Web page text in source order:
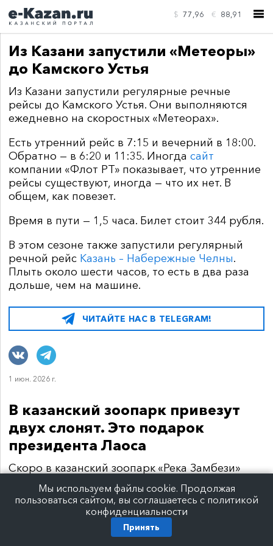
$ 77,96 € 88,91
КОНТАКТЫ
Из Казани запустили «Метеоры»
до Камского Устья
Из Казани запустили регулярные речные
рейсы до Камского Устья. Они выполняются
ежедневно на скоростных «Метеорах».
Есть утренний рейс в 7:15 и вечерний в 18:00.
Обратно — в 6:20 и 11:35. Иногда сайт
компании «Флот РТ» показывает, что утренние
рейсы существуют, иногда — что их нет. В
общем, как повезет.
Время в пути — 1,5 часа. Билет стоит 344 рубля.
В этом сезоне также запустили регулярный
речной рейс Казань – Набережные Челны.
Плыть около шести часов, то есть в два раза
дольше, чем на машине.
ЧИТАЙТЕ НАС В TELEGRAM!
1 июн. 2026 г.
В казанский зоопарк привезут
двух слонят. Это подарок
президента Лаоса
Скоро в казанский зоопарк «Река Замбези»
привезут двух слонят. Это подарок
президента Лаоса Тхонглуна Сисулита.
«В подарок вложен очень глубокий смысл. И
это наделяет нас особой ответственностью за
Мы используем файлы cookie. Продолжая
пользоваться сайтом, вы соглашаетесь с политикой
конфиденциальности
Принять